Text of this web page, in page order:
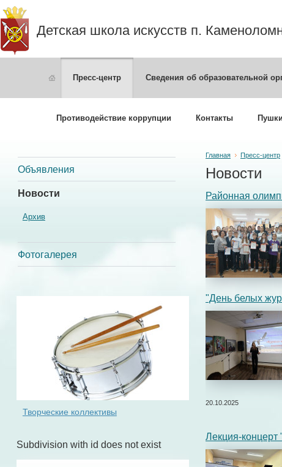
Детская школа искусств п.
Пресс-центр Сведения об образовательной
Противодействие коррупции Контакты
Объявления
Новости
Архив
Фотогалерея
Творческие коллективы
Subdivision with id does not exist
Главная Пресс-центр
Новости
Районная
"День белых
20.10.2025
Лекция-